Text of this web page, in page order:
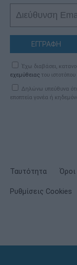
ΕΓΓΡΑΦΗ
Έχω διαβάσει,
εχεμύθειας του
Δηλώνω υπεύθυνα
εποπτεία γονέα ή
Ταυτότητα
Ρυθμίσεις Cookies